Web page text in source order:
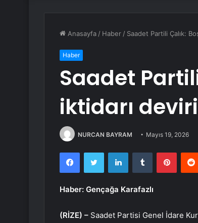
Anasayfa / Haber / Saadet Partili Çalık:
Haber
Saadet
iktidarı
NURCAN BAYRAM Mayıs 19, 2026
FacebookTwitter LinkedInTumblr
Haber: Gençağa Karafazlı
(RİZE) – Saadet Partisi Genel İdare